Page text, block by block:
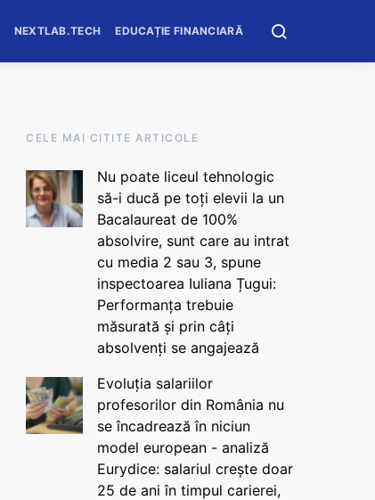
NEXTLAB.TECH EDUCAȚIE FINANCIARĂ
CELE MAI CITITE ARTICOLE
Nu poate liceul tehnologic
să-i ducă pe toți elevii la un
Bacalaureat de 100%
absolvire, sunt care au intrat
cu media 2 sau 3, spune
inspectoarea Iuliana Țugui:
Performanța trebuie
măsurată și prin câți
absolvenți se angajează
Evoluția salariilor
profesorilor din România nu
se încadrează în niciun
model european - analiză
Eurydice: salariul crește doar
25 de ani în timpul carierei,